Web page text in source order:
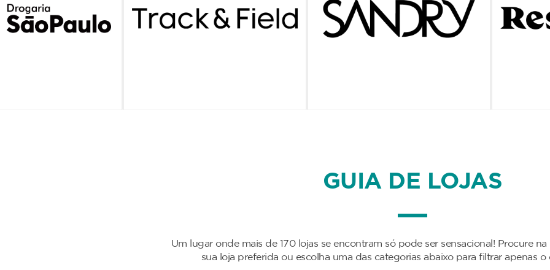
GUIA DE LOJAS
Um lugar onde mais de 170 lojas se encontram só pode ser sensacional! Procure
sua loja preferida ou escolha uma das categorias abaixo para filtrar apenas o